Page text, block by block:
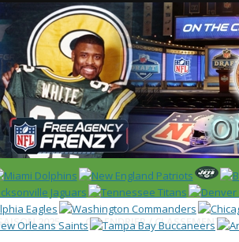
le Football Américain (Foot US)
2025 CALENDRIER / CLASSEMENT